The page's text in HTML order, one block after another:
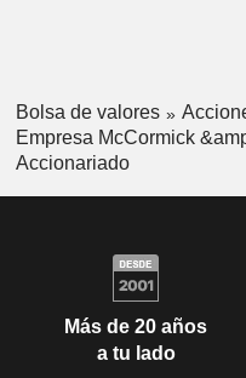
Bolsa de valores
Empresa McCormick
Accionariado
Más de 20 años
a tu lado